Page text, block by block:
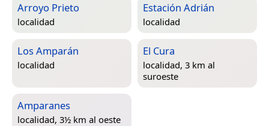
Arroyo Prieto
localidad
Estación Adrián
localidad
Los Amparán
localidad
El Cura
localidad, 3 km al
suroeste
Amparanes
localidad, 3½ km al oeste